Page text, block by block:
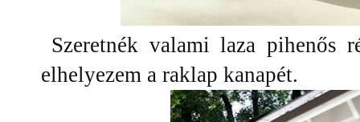
Szeretnék valami laza pihenős
elhelyezem a raklap kanapét.